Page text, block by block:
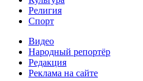
Религия
Спорт
Видео
Народный репортёр
Редакция
Реклама на сайте